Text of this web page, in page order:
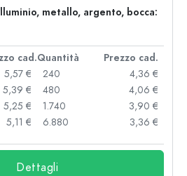
metallo, argento, bocca:
cad.Quantità
Prezzo cad.
5,57 €
5,39 €
5,25 €
5,11 €
240
4,36 €
480
4,06 €
1.740
3,90 €
6.880
3,36 €
Dettagli